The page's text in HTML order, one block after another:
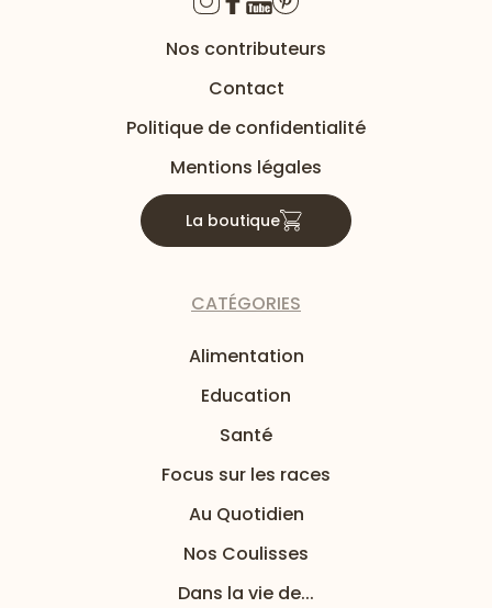
Nos contributeurs
Contact
Politique de confidentialité
Mentions légales
La boutique
CATÉGORIES
Alimentation
Education
Santé
Focus sur les races
Au Quotidien
Nos Coulisses
Dans la vie de...